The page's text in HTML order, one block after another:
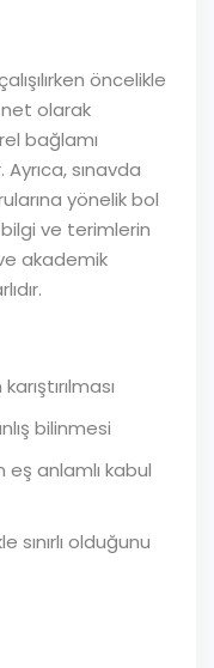
öncelikle
olarak
bağlamı
sınavda
yönelik bol
bilgi ve terimlerin
akademik
bilinmesi
eş anlamlı kabul
olduğunu